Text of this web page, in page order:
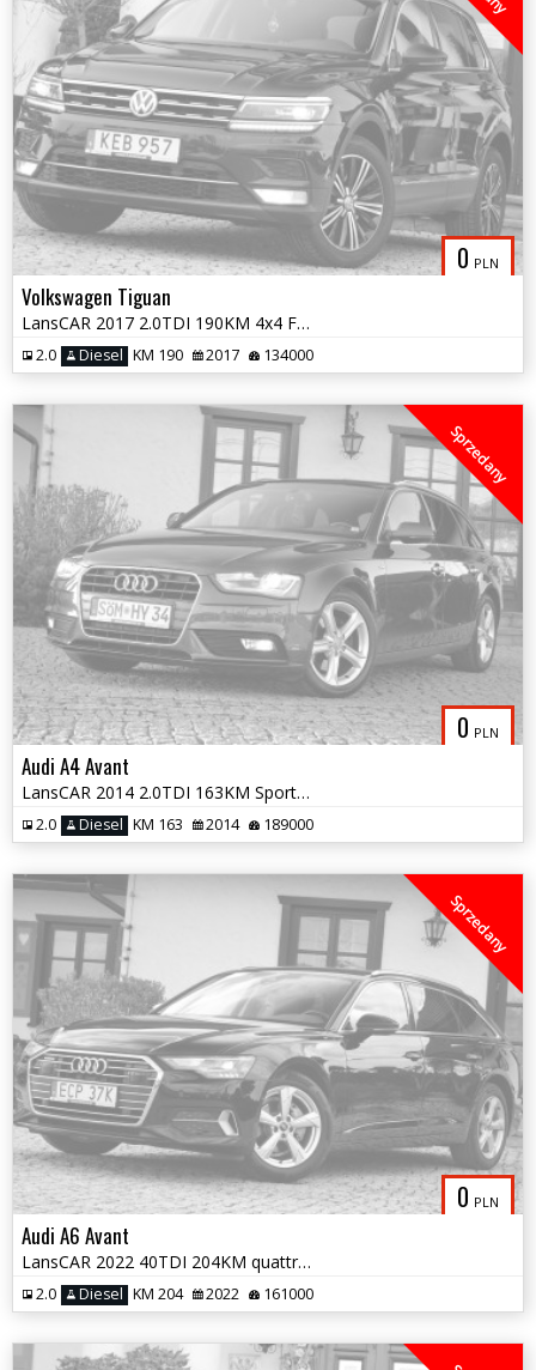
0 PLN
Volkswagen Tiguan
LansCAR 2017 2.0TDI 190KM 4x4 F1 RadarKameraVirtualCocpitWebastoPdcLed
2.0 Diesel KM 190 2017 134000
0 PLN
Sprzedany
Audi A4 Avant
LansCAR 2014 2.0TDI 163KM Sport SkóraChromXenonLED PDC
2.0 Diesel KM 163 2014 189000
0 PLN
Sprzedany
Audi A6 Avant
LansCAR 2022 40TDI 204KM quattro STronic AccKameraNaviWebastoPdcLed F1
2.0 Diesel KM 204 2022 161000